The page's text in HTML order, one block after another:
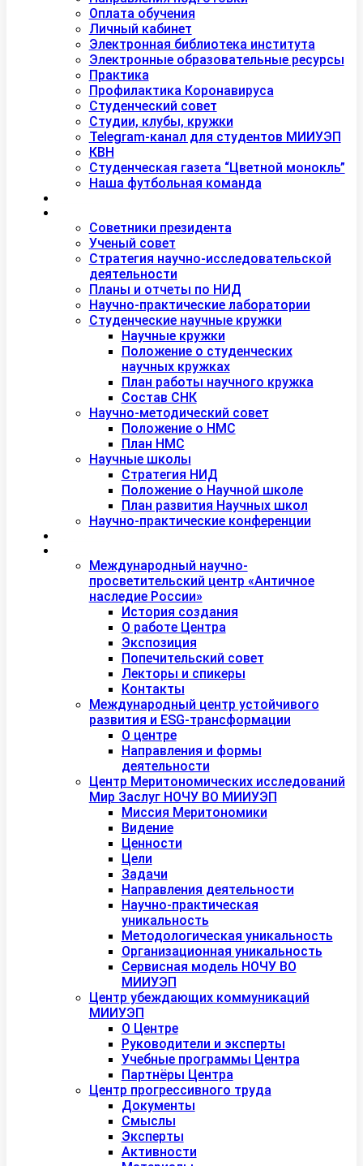
Оплата обучения
Личный кабинет
Электронная библиотека института
Электронные образовательные ресурсы
Практика
Профилактика Коронавируса
Студенческий совет
Студии, клубы, кружки
Telegram-канал для студентов МИИУЭП
КВН
Студенческая газета “Цветной монокль”
Наша футбольная команда
Советники президента
Ученый совет
Стратегия научно-исследовательской
деятельности
Планы и отчеты по НИД
Научно-практические лаборатории
Студенческие научные кружки
Научные кружки
Положение о студенческих
научных кружках
План работы научного кружка
Состав СНК
Научно-методический совет
Положение о НМС
План НМС
Научные школы
Стратегия НИД
Положение о Научной школе
План развития Научных школ
Научно-практические конференции
Международный научно-
просветительский центр «Античное
наследие России»
История создания
О работе Центра
Экспозиция
Попечительский совет
Лекторы и спикеры
Контакты
Международный центр устойчивого
развития и ESG-трансформации
О центре
Направления и формы
деятельности
Центр Меритономических исследований
Мир Заслуг НОЧУ ВО МИИУЭП
Миссия Меритономики
Видение
Ценности
Цели
Задачи
Направления деятельности
Научно-практическая
уникальность
Методологическая уникальность
Организационная уникальность
Сервисная модель НОЧУ ВО
МИИУЭП
Центр убеждающих коммуникаций
МИИУЭП
О Центре
Руководители и эксперты
Учебные программы Центра
Партнёры Центра
Центр прогрессивного труда
Документы
Смыслы
Эксперты
Активности